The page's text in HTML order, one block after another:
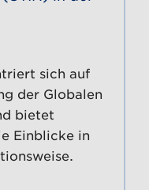
sich auf
der Globalen
bietet
Einblicke in